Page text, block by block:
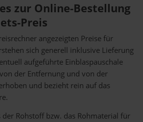
zur Online-Bestellung
Preis
angezeigten Preise für
sich generell inklusive Lieferung
aufgeführte Einblaspauschale
der Entfernung und von der
und bezieht rein auf das
der Rohstoff bzw. das Rohmaterial für